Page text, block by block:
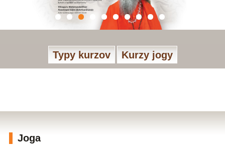
Typy kurzov Kurzy jogy
Joga